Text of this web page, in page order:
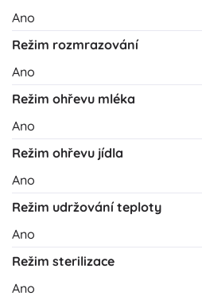
Ano
Režim rozmrazování
Ano
Režim ohřevu mléka
Ano
Režim ohřevu jídla
Ano
Režim udržování teploty
Ano
Režim sterilizace
Ano